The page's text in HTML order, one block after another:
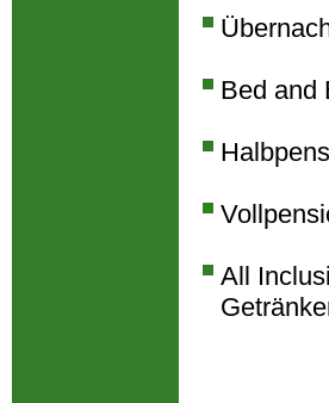
Bed and
All